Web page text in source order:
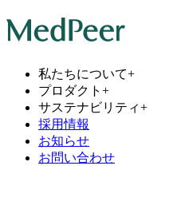
私たちについて+
プロダクト +
サステナビリティ+
採用情報
お知らせ
お問い合わせ